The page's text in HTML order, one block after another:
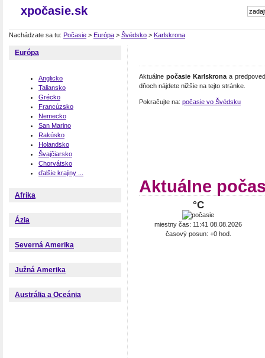
xpočasie.sk
Nachádzate sa tu: Počasie > Európa > Švédsko > Karlskrona
Európa
Anglicko
Taliansko
Grécko
Francúzsko
Nemecko
San Marino
Rakúsko
Holandsko
Švajčiarsko
Chorvátsko
ďalšie krajiny ...
Afrika
Ázia
Severná Amerika
Južná Amerika
Austrália a Oceánia
Aktuálnepočasie Karlskrona a
dňoch nájdete nižšie na tejto stránke.
Pokračujte na: počasie vo Švédsku
Aktuálne
°C
miestny čas: 11:41 08.08.2026
časový posun: +0 hod.